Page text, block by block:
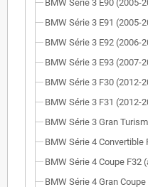
BMW Série 3 E90 (2005-
BMW Série 3 E91 (2005-
BMW Série 3 E92 (2006-
BMW Série 3 E93 (2007-
BMW Série 3 F30 (2012-
BMW Série 3 F31 (2012-
BMW Série 3 Gran
BMW Série 4 Convertible
BMW Série 4 Coupe F32
BMW Série 4 Gran